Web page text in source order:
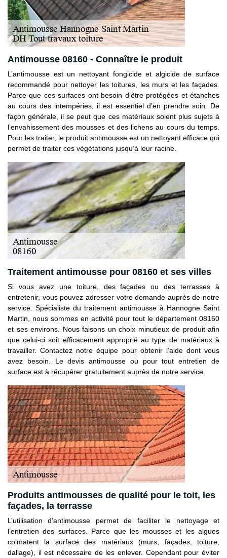
Antimousse 08160 - Connaître le produit
L’antimousse est un nettoyant fongicide et algicide de surface
recommandé pour nettoyer les toitures, les murs et les façades.
Parce que ces surfaces ont besoin d’être protégées et étanches
au cours des intempéries, il est essentiel d’en prendre soin. De
façon générale, il se peut que ces matériaux soient plus sujets à
l’envahissement des mousses et des lichens au cours du temps.
Pour les traiter, le produit antimousse est un nettoyant efficace qui
permet de traiter ces végétations jusqu’à leur racine.
Traitement antimousse pour 08160 et ses villes
Si vous avez une toiture, des façades ou des terrasses à
entretenir, vous pouvez adresser votre demande auprès de notre
service. Spécialiste du traitement antimousse à Hannogne Saint
Martin, nous sommes en activité pour tout le département 08160
et ses environs. Nous faisons un choix minutieux de produit afin
que celui-ci soit efficacement approprié au type de matériaux à
travailler. Contactez notre équipe pour obtenir l’aide dont vous
avez besoin. Le devis antimousse ou pour tout entretien de
surface est à récupérer gratuitement auprès de notre service.
Produits antimousses de qualité pour le toit, les
façades, la terrasse
L’utilisation d’antimousse permet de faciliter le nettoyage et
l’entretien des surfaces. Parce que les mousses et les algues
colmatent la surface des matériaux (murs, façades, toiture,
dallage), il est nécessaire de les enlever. Cependant pour éviter